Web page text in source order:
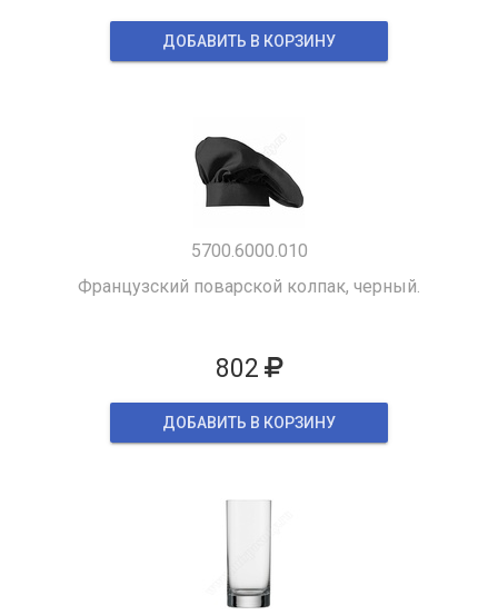
ДОБАВИТЬ В КОРЗИНУ
5700.6000.010
Французский поварской колпак, черный.
802
ДОБАВИТЬ В КОРЗИНУ